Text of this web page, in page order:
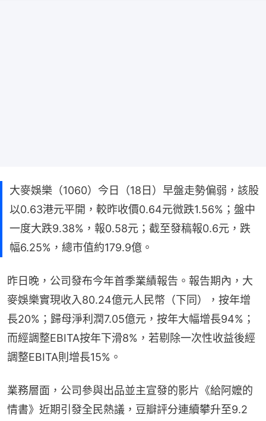
大麥娛樂（1060）今日（18日）早盤走勢偏弱，該股
以0.63港元平開，較昨收價0.64元微跌1.56%；盤中
一度大跌9.38%，報0.58元；截至發稿報0.6元，跌
幅6.25%，總市值約179.9億。
昨日晚，公司發布今年首季業績報告。報告期內，大
麥娛樂實現收入80.24億元人民幣（下同），按年增
長20%；歸母淨利潤7.05億元，按年大幅增長94%；
而經調整EBITA按年下滑8%，若剔除一次性收益後經
調整EBITA則增長15%。
業務層面，公司參與出品並主宣發的影片《給阿嬤的
情書》近期引發全民熱議，豆瓣評分連續攀升至9.2